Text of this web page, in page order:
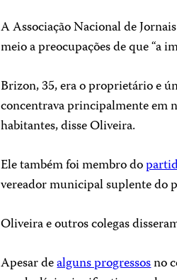
A Associação Nacional de
meio a preocupações de que “a
Brizon, 35, era o proprietário e
concentrava principalmente em
habitantes, disse Oliveira.
Ele também foi membro do
vereador municipal suplente do
Oliveira e outros colegas
Apesar dealguns progressosno